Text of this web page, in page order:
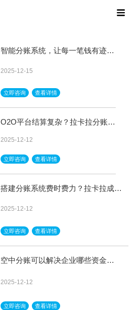
智能分账系统，让每一笔钱有迹可
2025-12-15
立即咨询 查看详情
O2O平台结算复杂？拉卡拉分账一
2025-12-12
立即咨询 查看详情
搭建分账系统费时费力？拉卡拉成熟
2025-12-12
立即咨询 查看详情
空中分账可以解决企业哪些资金管
2025-12-12
立即咨询 查看详情